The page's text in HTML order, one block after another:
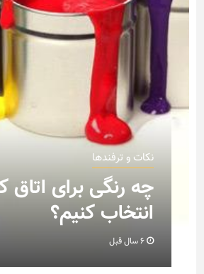
نکات و ترفندها
چه رنگی برای اتاق
انتخاب کنیم؟